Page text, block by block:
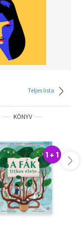
Teljes lista
KÖNYV
1 + 1